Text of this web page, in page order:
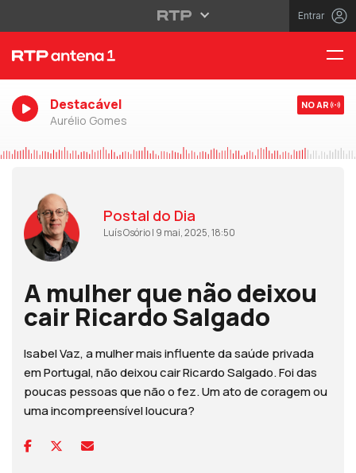
Entrar
Destacável
Aurélio Gomes
NO AR
Postal do Dia
Luís Osório | 9 mai, 2025, 18:50
A mulher que não deixou
cair Ricardo Salgado
Isabel Vaz, a mulher mais influente da saúde privada
em Portugal, não deixou cair Ricardo Salgado. Foi das
poucas pessoas que não o fez. Um ato de coragem ou
uma incompreensível loucura?